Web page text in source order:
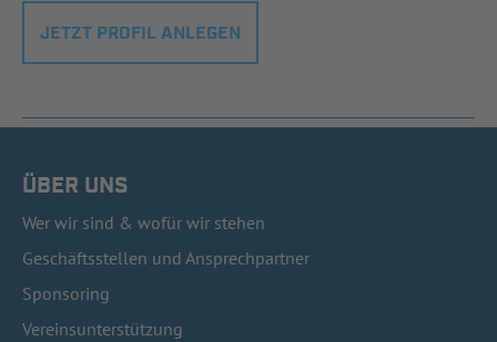
JETZT PROFIL ANLEGEN
ÜBER UNS
Wer wir sind & wofür wir stehen
Geschäftsstellen und Ansprechpartner
Sponsoring
Vereinsunterstützung